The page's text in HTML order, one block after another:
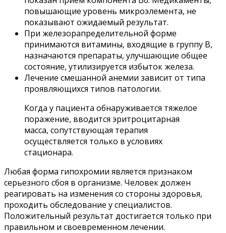
повышающие уровень микроэлемента, не
показывают ожидаемый результат.
При железорапределительной форме
принимаются витамины, входящие в группу В,
назначаются препараты, улучшающие общее
состояние, утилизируется избыток железа.
Лечение смешанной анемии зависит от типа
проявляющихся типов патологии.
Когда у пациента обнаруживается тяжелое
поражение, вводится эритроцитарная
масса, сопутствующая терапия
осуществляется только в условиях
стационара.
Любая форма гипохромии является признаком
серьезного сбоя в организме. Человек должен
реагировать на изменения со стороны здоровья,
проходить обследование у специалистов.
Положительный результат достигается только при
правильном и своевременном лечении.